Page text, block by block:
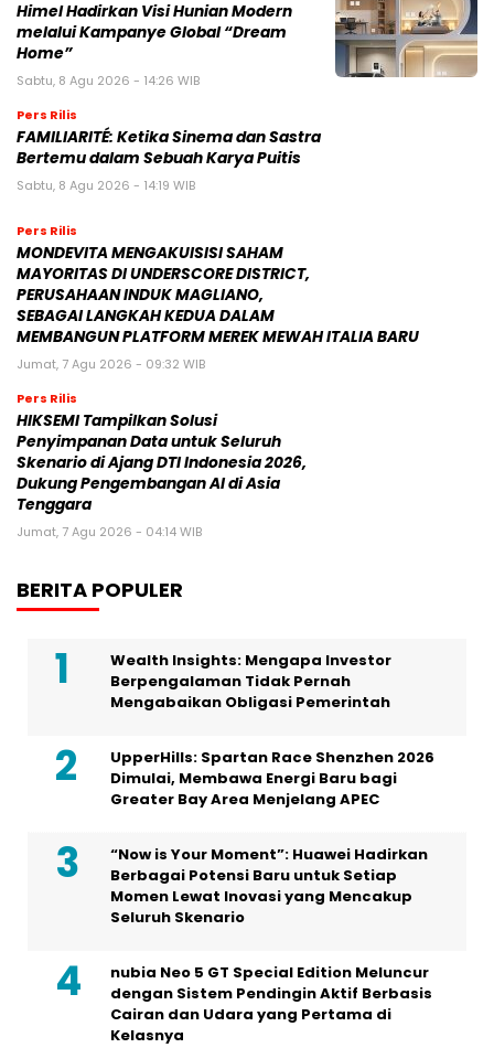
Himel Hadirkan Visi Hunian Modern
melalui Kampanye Global “Dream
Home”
Sabtu, 8 Agu 2026 - 14:26 WIB
Pers Rilis
FAMILIARITÉ: Ketika Sinema dan Sastra
Bertemu dalam Sebuah Karya Puitis
Sabtu, 8 Agu 2026 - 14:19 WIB
Pers Rilis
MONDEVITA MENGAKUISISI SAHAM
MAYORITAS DI UNDERSCORE DISTRICT,
PERUSAHAAN INDUK MAGLIANO,
SEBAGAI LANGKAH KEDUA DALAM
MEMBANGUN PLATFORM MEREK MEWAH ITALIA BARU
Jumat, 7 Agu 2026 - 09:32 WIB
Pers Rilis
HIKSEMI Tampilkan Solusi
Penyimpanan Data untuk Seluruh
Skenario di Ajang DTI Indonesia 2026,
Dukung Pengembangan AI di Asia
Tenggara
Jumat, 7 Agu 2026 - 04:14 WIB
BERITA POPULER
Wealth Insights: Mengapa Investor
Berpengalaman Tidak Pernah
Mengabaikan Obligasi Pemerintah
UpperHills: Spartan Race Shenzhen 2026
Dimulai, Membawa Energi Baru bagi
Greater Bay Area Menjelang APEC
“Now is Your Moment”: Huawei Hadirkan
Berbagai Potensi Baru untuk Setiap
Momen Lewat Inovasi yang Mencakup
Seluruh Skenario
nubia Neo 5 GT Special Edition Meluncur
dengan Sistem Pendingin Aktif Berbasis
Cairan dan Udara yang Pertama di
Kelasnya